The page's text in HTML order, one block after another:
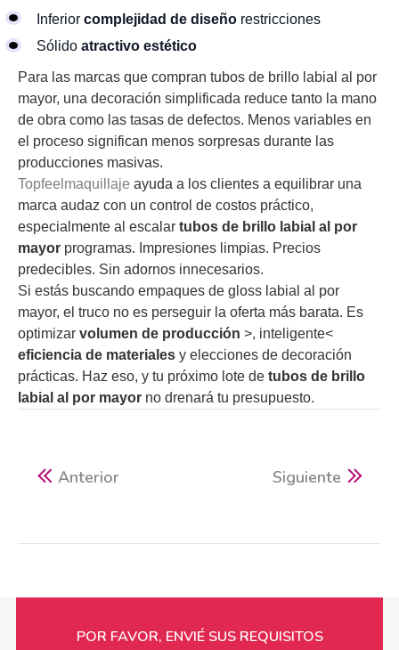
Inferior complejidad de diseño restricciones
Sólido atractivo estético
Para las marcas que compran tubos de brillo labial al por
mayor, una decoración simplificada reduce tanto la mano
de obra como las tasas de defectos. Menos variables en
el proceso significan menos sorpresas durante las
producciones masivas.
Topfeelmaquillaje ayuda a los clientes a equilibrar una
marca audaz con un control de costos práctico,
especialmente al escalar tubos de brillo labial al por
mayor programas. Impresiones limpias. Precios
predecibles. Sin adornos innecesarios.
Si estás buscando empaques de gloss labial al por
mayor, el truco no es perseguir la oferta más barata. Es
optimizar volumen de producción >, inteligente<
eficiencia de materiales y elecciones de decoración
prácticas. Haz eso, y tu próximo lote de tubos de brillo
labial al por mayor no drenará tu presupuesto.
Anterior Siguiente
POR FAVOR, ENVIÉ SUS REQUISITOS